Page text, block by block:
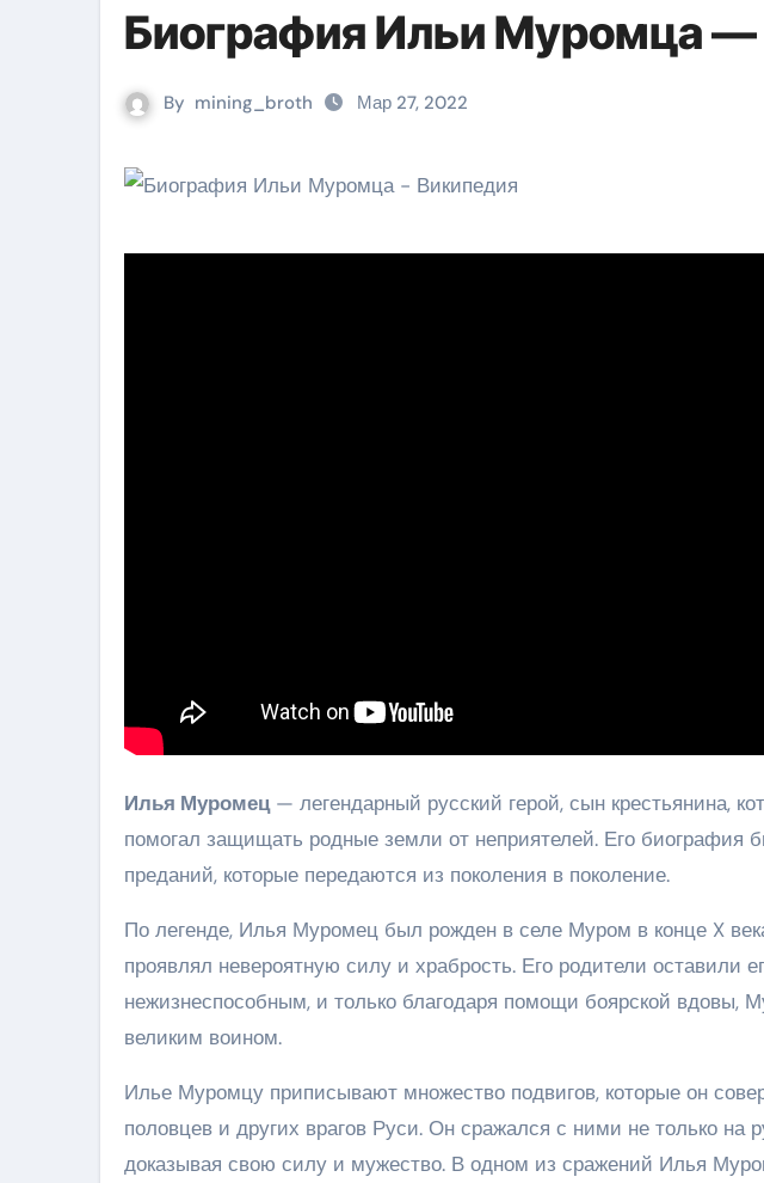
Биография Ильи Муромца —
By mining_broth Мар 27, 2022
Илья Муромец— легендарный русский герой, сын крестьянина,
помогал защищать родные земли от неприятелей. Его биография
преданий, которые передаются из поколения в поколение.
По легенде, Илья Муромец был рожден в селе Муром в конце X
проявлял невероятную силу и храбрость. Его родители оставили
нежизнеспособным, и только благодаря помощи боярской вдовы,
великим воином.
Илье Муромцу приписывают множество подвигов, которые он
половцев и других врагов Руси. Он сражался с ними не только на
доказывая свою силу и мужество. В одном из сражений Илья